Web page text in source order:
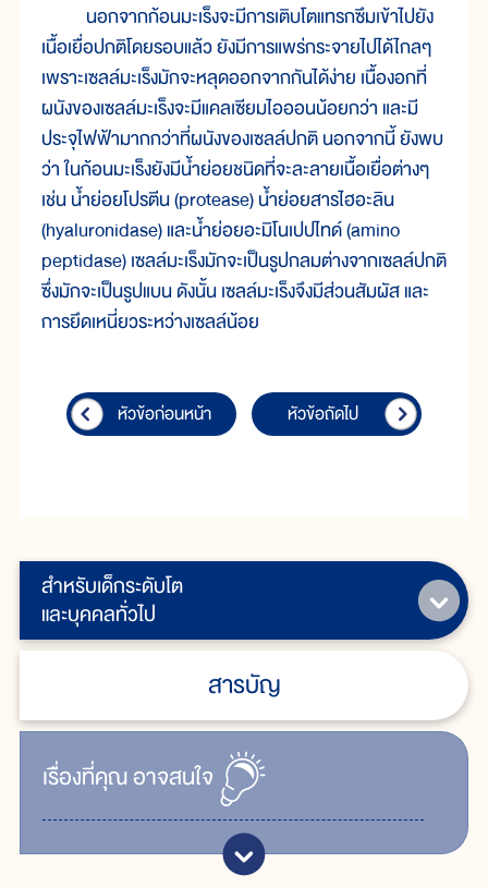
สำหรับเด็กระดับโต
และบุคคลทั่วไป
สารบัญ
เรื่ิองที่คุณอาจสนใจ
นอกจากก้อนมะเร็งจะมีการเติบโตแทรกซึมเข้าไปยัง
เนื้อเยื่อปกติโดยรอบแล้ว ยังมีการแพร่กระจายไปได้ไกลๆ
เพราะเซลล์มะเร็งมักจะหลุดออกจากกันได้ง่าย เนื้องอกที่
ผนังของเซลล์มะเร็งจะมีแคลเซียมไอออนน้อยกว่า และมี
ประจุไฟฟ้ามากกว่าที่ผนังของเซลล์ปกติ นอกจากนี้ ยังพบ
ว่า ในก้อนมะเร็งยังมีน้ำย่อยชนิดที่จะละลายเนื้อเยื่อต่างๆ
เช่น น้ำย่อยโปรตีน (protease) น้ำย่อยสารไฮอะลิน
(hyaluronidase) และน้ำย่อยอะมิโนเปปไทด์ (amino
peptidase) เซลล์มะเร็งมักจะเป็นรูปกลมต่างจากเซลล์ปกติ
ซึ่งมักจะเป็นรูปแบน ดังนั้น เซลล์มะเร็งจึงมีส่วนสัมผัส และ
การยึดเหนี่ยวระหว่างเซลล์น้อย
หัวข้อก่อนหน้า หัวข้อถัดไป